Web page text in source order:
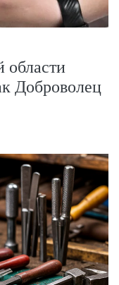
области
Доброволец